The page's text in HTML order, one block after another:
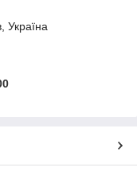
Україна